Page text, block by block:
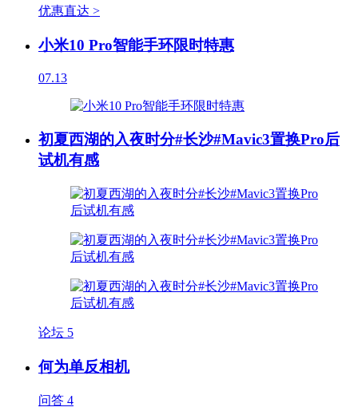
优惠直达 >
小米10 Pro智能手环限时特惠
07.13
初夏西湖的入夜时分#长沙#Mavic3置换Pro后
试机有感
论坛 5
何为单反相机
问答 4